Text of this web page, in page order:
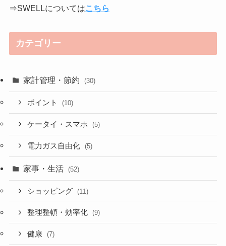
⇒SWELLについてはこちら
カテゴリー
家計管理・節約 (30)
ポイント (10)
ケータイ・スマホ (5)
電力ガス自由化 (5)
家事・生活 (52)
ショッピング (11)
整理整頓・効率化 (9)
健康 (7)